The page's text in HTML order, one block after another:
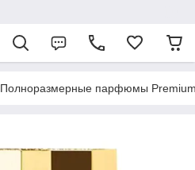
Полноразмерные парфюмы Premium